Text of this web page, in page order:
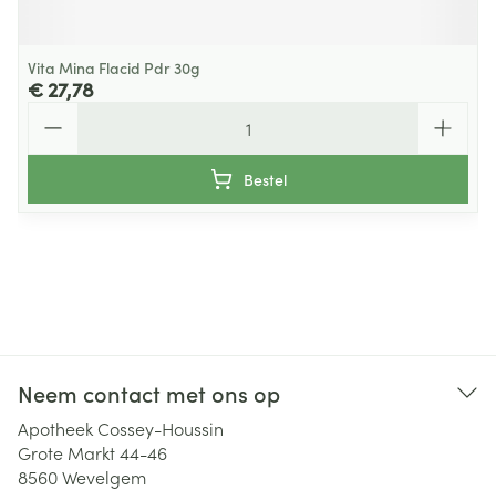
Vita Mina Flacid Pdr 30g
€ 27,78
Bestel
Neem contact met ons op
Apotheek Cossey-Houssin
Grote Markt 44-46
8560Wevelgem